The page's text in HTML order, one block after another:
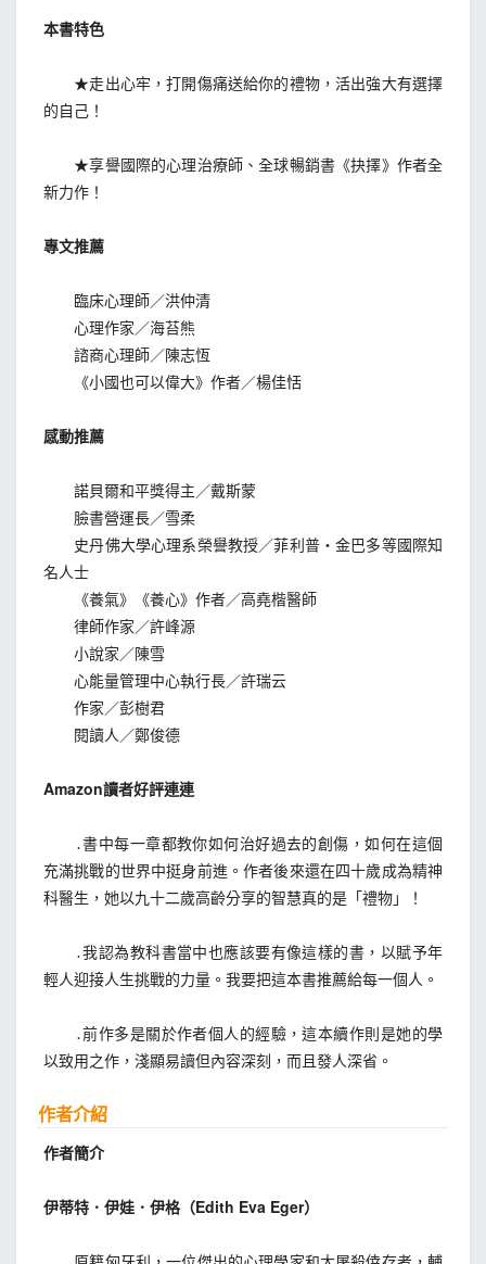
本書特色
★走出心牢，打開傷痛送給你的禮物，活出強大有選擇
的自己！
★享譽國際的心理治療師、全球暢銷書《抉擇》作者全
新力作！
專文推薦
臨床心理師／洪仲清
心理作家／海苔熊
諮商心理師／陳志恆
《小國也可以偉大》作者／楊佳恬
感動推薦
諾貝爾和平獎得主／戴斯蒙
臉書營運長／雪柔
史丹佛大學心理系榮譽教授／菲利普‧金巴多等國際知
名人士
《養氣》《養心》作者／高堯楷醫師
律師作家／許峰源
小說家／陳雪
心能量管理中心執行長／許瑞云
作家／彭樹君
閱讀人／鄭俊德
Amazon讀者好評連連
․書中每一章都教你如何治好過去的創傷，如何在這個
充滿挑戰的世界中挺身前進。作者後來還在四十歲成為精神
科醫生，她以九十二歲高齡分享的智慧真的是「禮物」！
․我認為教科書當中也應該要有像這樣的書，以賦予年
輕人迎接人生挑戰的力量。我要把這本書推薦給每一個人。
․前作多是關於作者個人的經驗，這本續作則是她的學
以致用之作，淺顯易讀但內容深刻，而且發人深省。
作者介紹
作者簡介
伊蒂特．伊娃．伊格（Edith Eva Eger）